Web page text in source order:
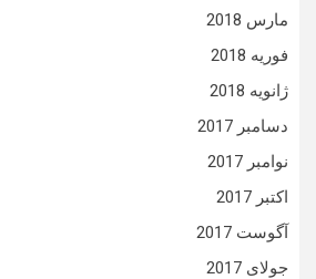
مارس 2018
فوریه 2018
ژانویه 2018
دسامبر 2017
نوامبر 2017
اکتبر 2017
آگوست 2017
جولای 2017